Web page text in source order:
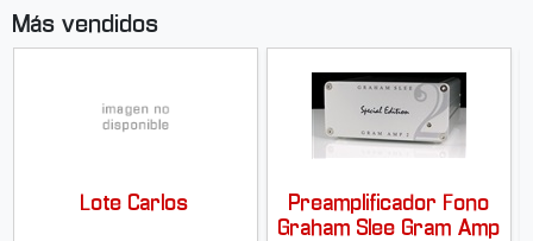
Más vendidos
Lote Carlos
Preamplificador Fono
Graham Slee Gram Amp